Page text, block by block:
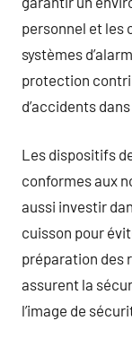
personnel et les
systèmes
protection
d’accidents
Les dispositifs
conformes aux
aussi investir
cuisson pour
préparation des
assurent la
l’image de